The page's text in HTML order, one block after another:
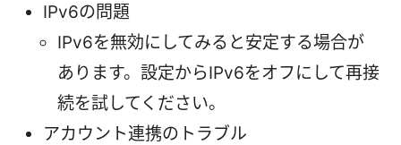
IPv6の問題
IPv6を無効にしてみると安定する場合が
あります。設定からIPv6をオフにして再接
続を試してください。
アカウント連携のトラブル